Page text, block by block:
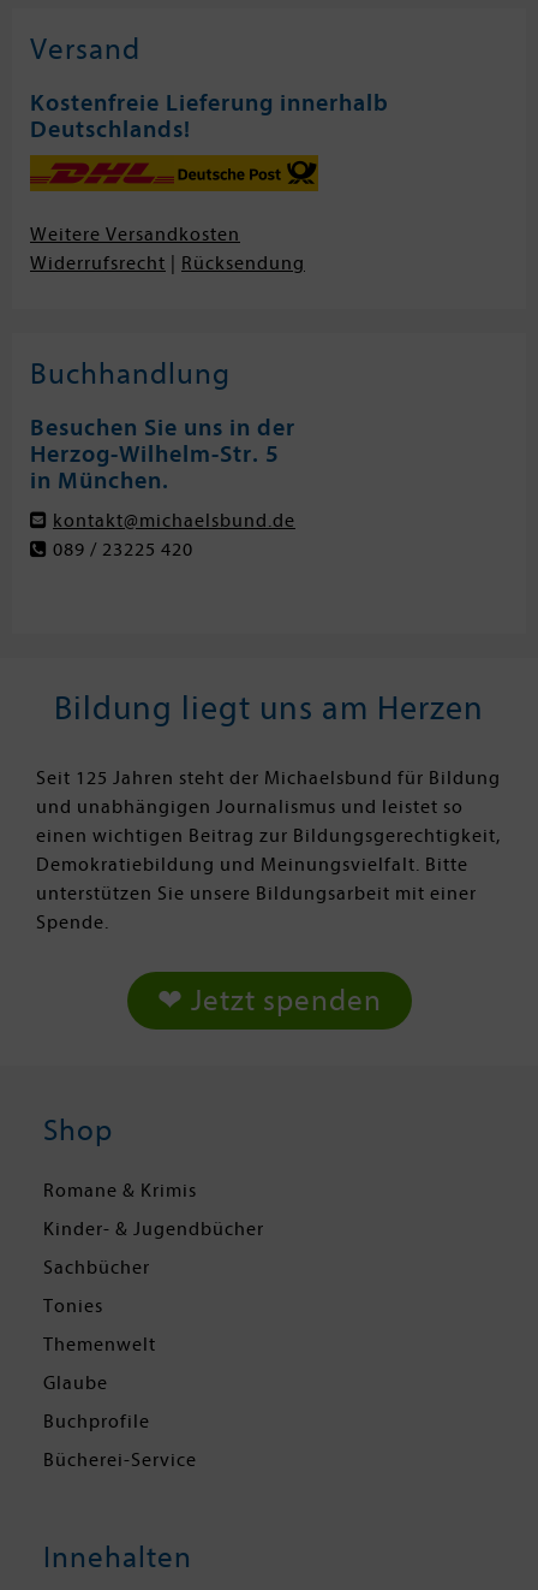
Versand
Kostenfreie Lieferung innerhalb
Deutschlands!
Weitere Versandkosten
Widerrufsrecht
Rücksendung
Buchhandlung
Besuchen Sie uns in der
Herzog-Wilhelm-Str. 5
in München.
kontakt@michaelsbund.de
089 / 23225 420
Bildung liegt uns am Herzen
Seit 125 Jahren steht der Michaelsbund für Bildung
und unabhängigen Journalismus und leistet so
einen wichtigen Beitrag zur Bildungsgerechtigkeit,
Demokratiebildung und Meinungsvielfalt. Bitte
unterstützen Sie unsere Bildungsarbeit mit einer
Spende.
❤ Jetzt spenden
Shop
Romane & Krimis
Kinder- & Jugendbücher
Sachbücher
Tonies
Themenwelt
Glaube
Buchprofile
Bücherei-Service
Innehalten